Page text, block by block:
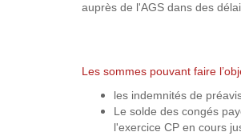
auprès de l'AGS dans des
Les sommes pouvant faire
les indemnités de
Le solde des congés
l'exercice CP en cours